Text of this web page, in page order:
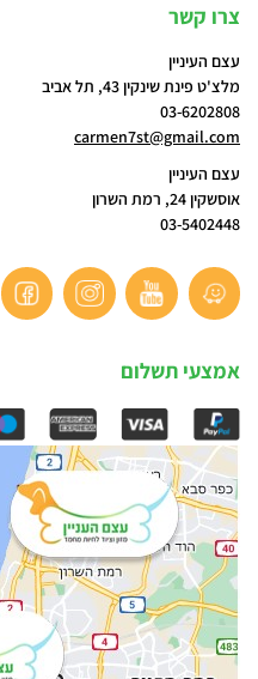
צרו קשר
עצם העיניין
מלצ'ט פינת שינקין 43, תל אביב
03-6202808
carmen7st@gmail.com
עצם העיניין
אוסשקין 24, רמת השרון
03-5402448
אמצעי תשלום